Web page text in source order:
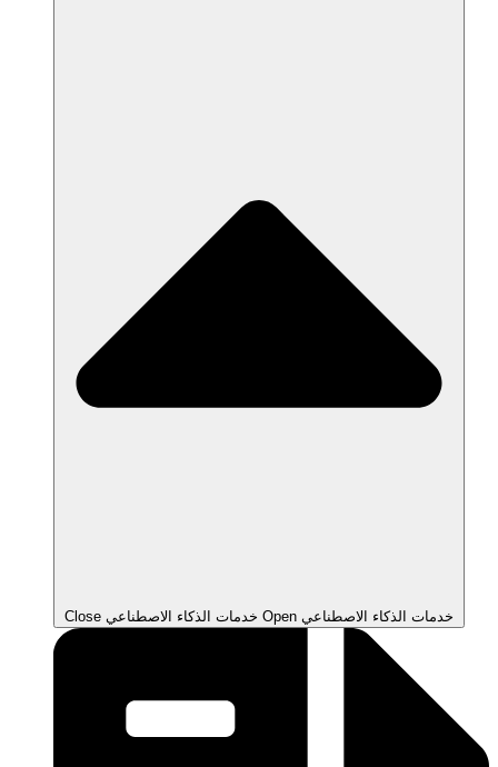
Close خدمات الذكاء الاصطناعي Open خدمات الذكاء الاصطناعي